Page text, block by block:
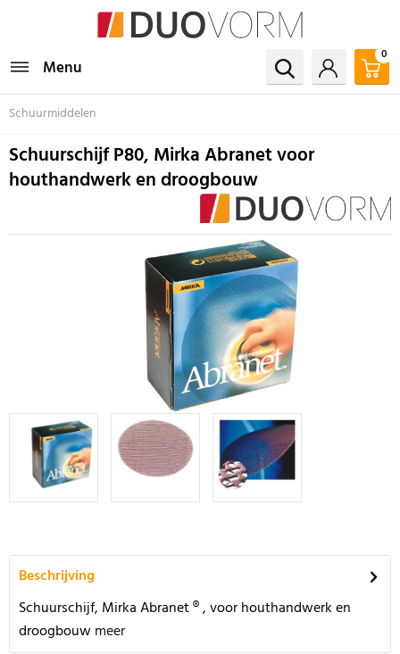
Menu
0
Schuurmiddelen
Schuurschijf P80, Mirka Abranet voor
houthandwerk en droogbouw
Beschrijving
Schuurschijf, Mirka Abranet ® , voor houthandwerk en
droogbouwmeer